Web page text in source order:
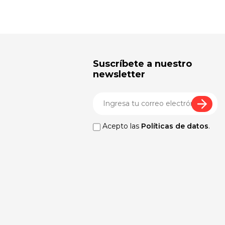
Suscríbete a nuestro
newsletter
Acepto las Políticas de datos.